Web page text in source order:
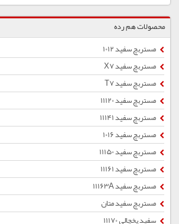
محصولات هم رده
مستربچ سفید 1012
مستربچ سفید X7
مستربچ سفید T7
مستربچ سفید 11120
مستربچ سفید 11141
مستربچ سفید 1016
مستربچ سفید 11150
مستربچ سفید 11161
مستربچ سفید 11163A
مستربچ سفید متان
سفید یخچالی 11170